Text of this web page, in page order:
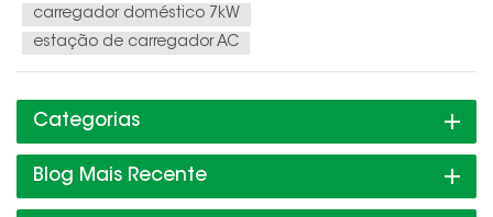
carregador doméstico 7kW
estação de carregador AC
Categorias
Blog Mais Recente